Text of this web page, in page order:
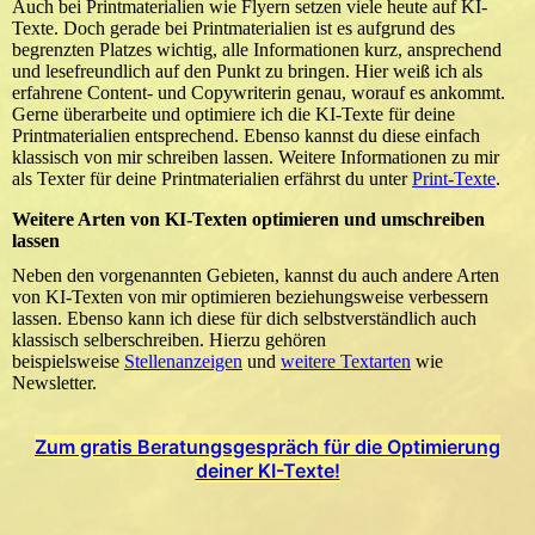
Auch bei Printmaterialien wie Flyern setzen viele heute auf KI-
Texte. Doch gerade bei Printmaterialien ist es aufgrund des
begrenzten Platzes wichtig, alle Informationen kurz, ansprechend
und lesefreundlich auf den Punkt zu bringen. Hier weiß ich als
erfahrene Content- und Copywriterin genau, worauf es ankommt.
Gerne überarbeite und optimiere ich die KI-Texte für deine
Printmaterialien entsprechend. Ebenso kannst du diese einfach
klassisch von mir schreiben lassen. Weitere Informationen zu mir
als Texter für deine Printmaterialien erfährst du unterPrint-Texte.
Weitere Arten von KI-Texten optimieren und umschreiben
lassen
Neben den vorgenannten Gebieten, kannst du auch andere Arten
von KI-Texten von mir optimieren beziehungsweise verbessern
lassen. Ebenso kann ich diese für dich selbstverständlich auch
klassisch selberschreiben. Hierzu gehören
beispielsweise Stellenanzeigen und weitere Textarten wie
Newsletter.
Zum gratis Beratungsgespräch für die Optimierung
deiner KI-Texte!